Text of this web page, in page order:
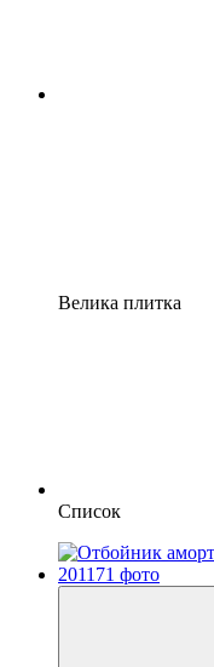
Велика плитка
Список